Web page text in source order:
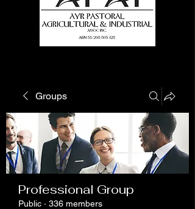
Groups
Professional Group
Public · 336 members